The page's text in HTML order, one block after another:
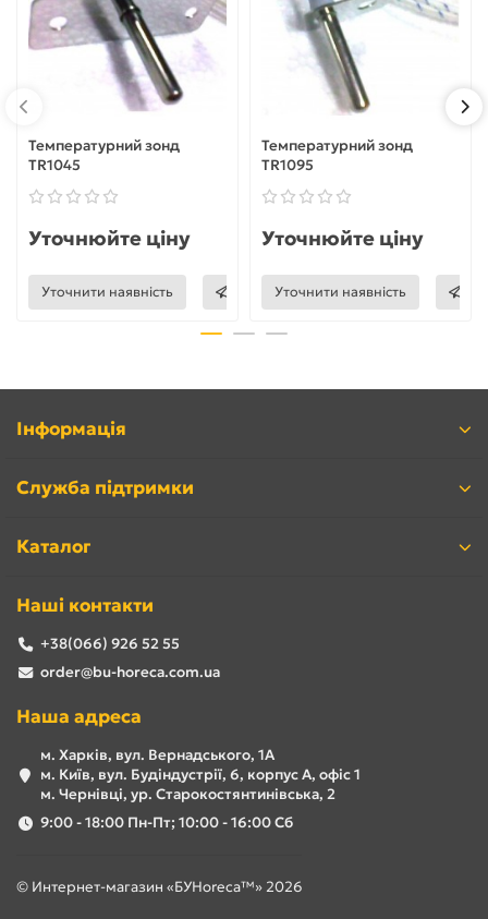
Температурний зонд
TR1045
Уточнюйте ціну
Уточнити наявність
Температурний зонд
TR1095
Уточнюйте ціну
Уточнити наявність
Інформація
Служба підтримки
Каталог
Наші контакти
+38(066) 926 52 55
order@bu-horeca.com.ua
Наша адреса
м. Харків, вул. Вернадського, 1А
м. Київ, вул. Будіндустрії, 6, корпус А, офіс 1
м. Чернівці, ур. Старокостянтинівська, 2
9:00 - 18:00 Пн-Пт; 10:00 - 16:00 Сб
© Интернет-магазин «БУHoreca™» 2026